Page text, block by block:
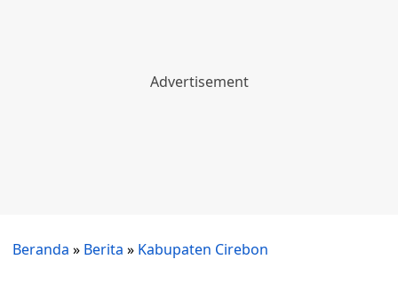
Beranda » Berita » Kabupaten Cirebon